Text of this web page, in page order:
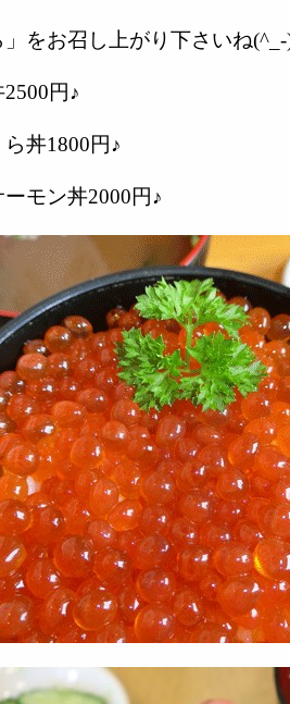
」をお召し上がり下さいね
円♪
ら丼1800円♪
モン丼2000円♪